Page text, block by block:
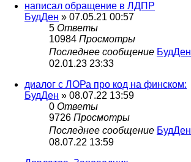
написал обращение в ЛДПР
БудДен » 07.05.21 00:57
5 Ответы
10984 Просмотры
Последнее сообщение БудДен
02.01.23 23:33
диалог с ЛОРа про код на финском:
БудДен » 08.07.22 13:59
0 Ответы
9726 Просмотры
Последнее сообщение БудДен
08.07.22 13:59